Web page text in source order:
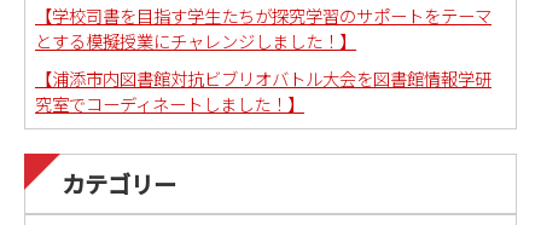
【学校司書を目指す学生たちが探究学習のサポートをテーマ
とする模擬授業にチャレンジしました！】
【浦添市内図書館対抗ビブリオバトル大会を図書館情報学研
究室でコーディネートしました！】
カテゴリー